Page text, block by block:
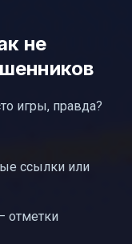
не
игры, правда?
ссылки или
отметки